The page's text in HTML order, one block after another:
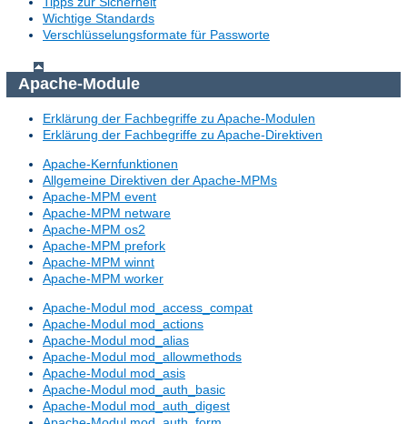
Wichtige Standards
Verschlüsselungsformate für Passworte
Apache-Module
Erklärung der Fachbegriffe zu Apache-Modulen
Erklärung der Fachbegriffe zu Apache-Direktiven
Apache-Kernfunktionen
Allgemeine Direktiven der Apache-MPMs
Apache-MPM event
Apache-MPM netware
Apache-MPM os2
Apache-MPM prefork
Apache-MPM winnt
Apache-MPM worker
Apache-Modul mod_access_compat
Apache-Modul mod_actions
Apache-Modul mod_alias
Apache-Modul mod_allowmethods
Apache-Modul mod_asis
Apache-Modul mod_auth_basic
Apache-Modul mod_auth_digest